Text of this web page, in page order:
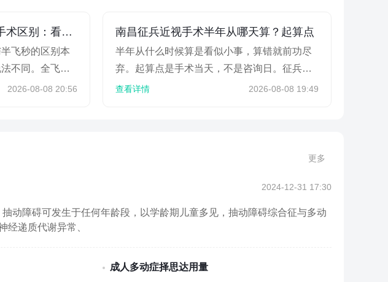
南昌全飞秒与半飞秒近视手术区别：看切口
飞秒的区别本
不同。全飞秒
）都是主流激
2026-08-08 20:56
南昌征兵近视手术半年从哪天算？起算点
半年从什么时候算是看似小事，算错就前功尽
弃。起算点是手术当天，不是咨询日。征兵对
视力有明确标准，依据应征公民体格检查标
查看详情 2026-08-08 19:49
更多
2024-12-31 17:30
动障碍可发生于任何年龄段，以学龄期儿童多见，抽动障碍综合征与多动
经递质代谢异常、
成人多动症择思达用量